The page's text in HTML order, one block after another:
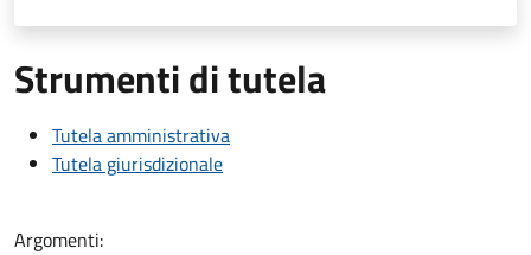
Strumenti di tutela
Tutela amministrativa
Tutela giurisdizionale
Argomenti: